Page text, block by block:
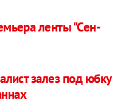
ленты "Сен-
залез под юбку